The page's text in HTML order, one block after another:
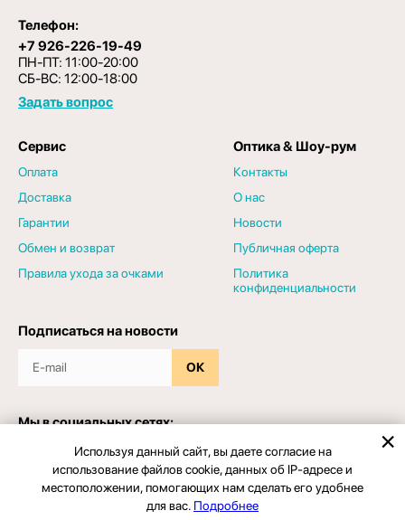
Телефон:
+7 926-226-19-49
ПН-ПТ: 11:00-20:00
СБ-ВС: 12:00-18:00
Задать вопрос
Сервис
Оплата
Доставка
Гарантии
Обмен и возврат
Правила ухода за очками
Оптика & Шоу-рум
Контакты
О нас
Новости
Публичная оферта
Политика
конфиденциальности
Подписаться на новости
ОК
Мы в социальных сетях:
Используя данный сайт, вы даете согласие на
использование файлов cookie, данных об IP-адресе и
местоположении, помогающих нам сделать его удобнее
для вас. Подробнее